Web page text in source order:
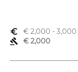
euro_symbol € 2,000 - 3,000
gavel
€ 2,000